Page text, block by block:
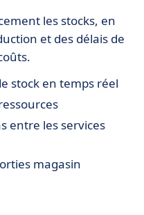
les stocks, en
et des délais de
stock en temps réel
entre les services
magasin